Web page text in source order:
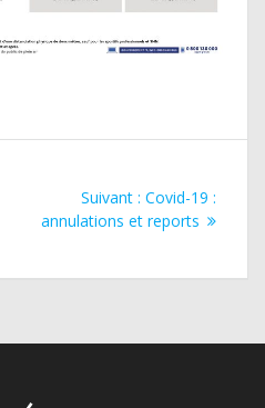
Suivant : Article
suivant
Covid-19 :
annulations et reports